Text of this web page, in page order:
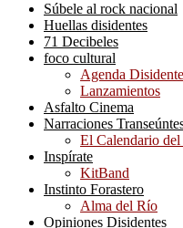
Súbele al rock nacional
Huellas disidentes
71 Decibeles
foco cultural
Agenda Disidente
Lanzamientos
Asfalto Cinema
Narraciones
El Calendario del
Inspírate
KitBand
Instinto Forastero
Alma del Río
Opiniones Disidentes